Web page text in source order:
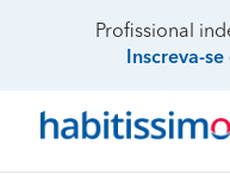
Profissional
Inscreva-